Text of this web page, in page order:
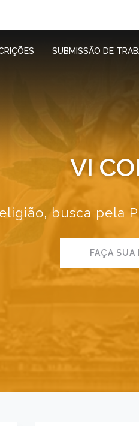
SUBMISSÃO DE
VI
busca pela
FAÇA SUA